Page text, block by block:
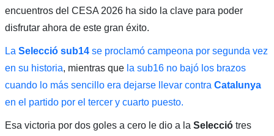
encuentros del CESA 2026 ha sido la clave para poder
disfrutar ahora de este gran éxito.
La Selecció sub14se proclamó campeona por segunda vez
en su historia, mientras que la sub16 no bajó los brazos
cuando lo más sencillo era dejarse llevar contra Catalunya
en el partido por el tercer y cuarto puesto.
Esa victoria por dos goles a cero le dio a la Selecciótres